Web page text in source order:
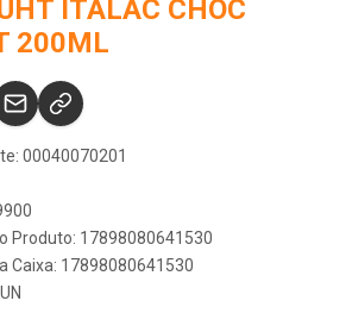
ITALAC CHOC
200ML
00040070201
Produto: 17898080641530
Caixa: 17898080641530